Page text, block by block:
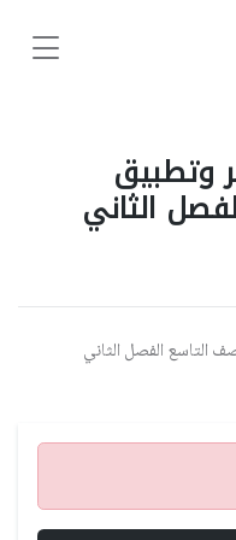
وتطبيق
الثاني
التاسع الفصل الثاني